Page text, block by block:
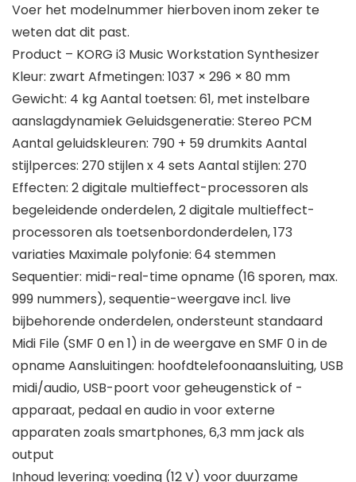
Voer het modelnummer hierboven inom zeker te
weten dat dit past.
Product – KORG i3 Music Workstation Synthesizer
Kleur: zwart Afmetingen: 1037 × 296 × 80 mm
Gewicht: 4 kg Aantal toetsen: 61, met instelbare
aanslagdynamiek Geluidsgeneratie: Stereo PCM
Aantal geluidskleuren: 790 + 59 drumkits Aantal
stijlperces: 270 stijlen x 4 sets Aantal stijlen: 270
Effecten: 2 digitale multieffect-processoren als
begeleidende onderdelen, 2 digitale multieffect-
processoren als toetsenbordonderdelen, 173
variaties Maximale polyfonie: 64 stemmen
Sequentier: midi-real-time opname (16 sporen, max.
999 nummers), sequentie-weergave incl. live
bijbehorende onderdelen, ondersteunt standaard
Midi File (SMF 0 en 1) in de weergave en SMF 0 in de
opname Aansluitingen: hoofdtelefoonaansluiting, USB
midi/audio, USB-poort voor geheugenstick of -
apparaat, pedaal en audio in voor externe
apparaten zoals smartphones, 6,3 mm jack als
output
Inhoud levering: voeding (12 V) voor duurzame